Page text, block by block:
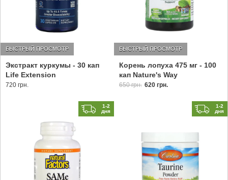
Экстракт куркумы - 30 кап
Life Extension
БЫСТРЫЙ ПРОСМОТР
720 грн.
Корень лопуха 475 мг - 100
кап Nature's Way
БЫСТРЫЙ ПРОСМОТР
650 грн. 620 грн.
1-2
дня
1-2
дня